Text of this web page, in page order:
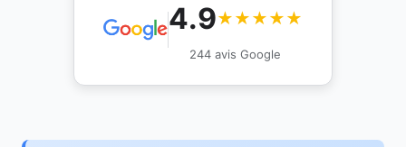
4.9★★★★★
244 avis Google